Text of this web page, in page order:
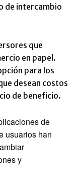
de intercambio
que
en papel.
para los
desean costos
de beneficio.
de
usuarios han
y